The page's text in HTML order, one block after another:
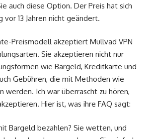
auch diese Option. Der Preis hat sich
vor 13 Jahren nicht geändert.
Preismodell akzeptiert Mullvad VPN
Sie akzeptieren nicht nur
wie Bargeld, Kreditkarte und
Gebühren, die mit Methoden wie
werden. Ich war überrascht zu hören,
Hier ist, was ihre FAQ sagt:
Bargeld bezahlen? Sie wetten, und